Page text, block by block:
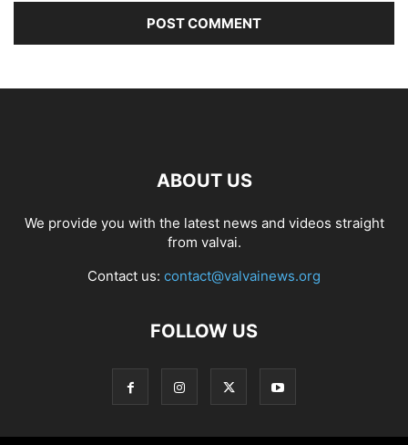
ABOUT US
We provide you with the latest news and videos straight
from valvai.
Contact us: contact@valvainews.org
FOLLOW US